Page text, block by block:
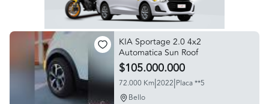
KIA Sportage 2.0 4x2
Automatica Sun Roof
$105.000.000
72.000 Km|2022|Placa **5
Bello